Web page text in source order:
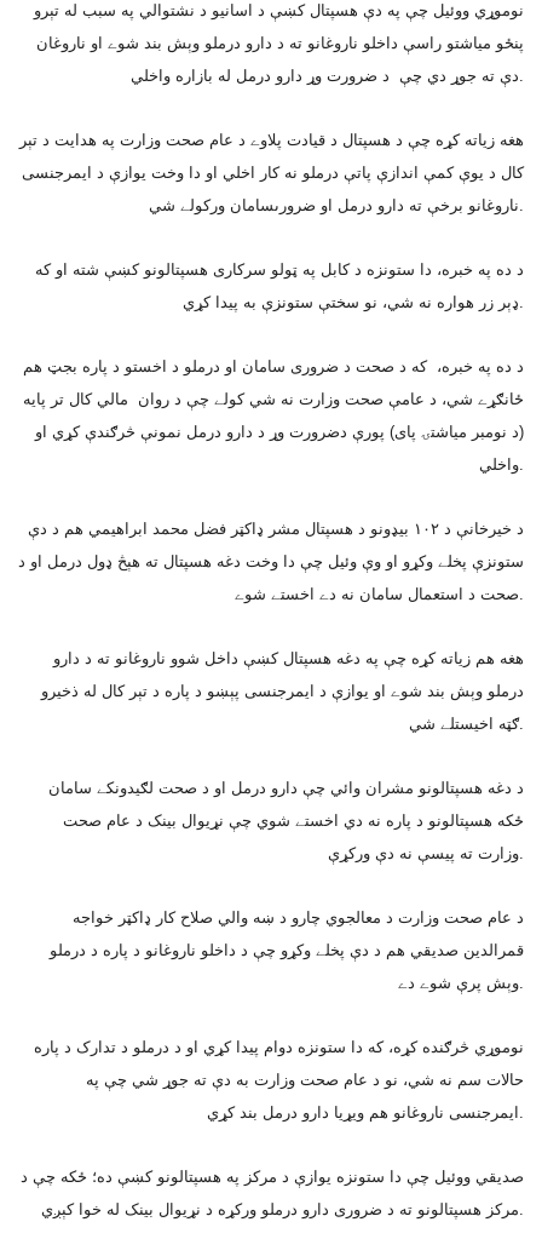
نوموړي ووئيل چې په دې هسپتال کښې د اسانيو د نشتوالي په سبب له تېرو
پنځو مياشتو راسې داخلو ناروغانو ته د دارو درملو وېش بند شوے او ناروغان
دې ته جوړ دي چې د ضرورت وړ دارو درمل له بازاره واخلي.
هغه زياته کړه چې د هسپتال د قيادت پلاوے د عام صحت وزارت په هدايت د تېر
کال د يوې کمې اندازې پاتې درملو نه کار اخلي او دا وخت يوازې د ايمرجنسى
ناروغانو برخې ته دارو درمل او ضرورىسامان ورکولے شي.
د ده په خبره، دا ستونزه د کابل په ټولو سرکارى هسپتالونو کښې شته او که
ډېر زر هواره نه شي، نو سختې ستونزې به پيدا کړي.
د ده په خبره، که د صحت د ضرورى سامان او درملو د اخستو د پاره بجټ هم
ځانګړے شي، د عامې صحت وزارت نه شي کولے چې د روان مالي کال تر پايه
(د نومبر مياشتۍ پاى) پورې دضرورت وړ د دارو درمل نمونې څرګندې کړي او
واخلي.
د خيرخانې د ١٠٢ بيډونو د هسپتال مشر ډاکټر فضل محمد ابراهيمي هم د دې
ستونزې پخلے وکړو او وې وئيل چې دا وخت دغه هسپتال ته هېڅ ډول درمل او د
صحت د استعمال سامان نه دے اخستے شوے.
هغه هم زياته کړه چې په دغه هسپتال کښې داخل شوو ناروغانو ته د دارو
درملو وېش بند شوے او يوازې د ايمرجنسى پېښو د پاره د تېر کال له ذخيرو
ګټه اخيستلے شي.
د دغه هسپتالونو مشران وائي چې دارو درمل او د صحت لګيدونکے سامان
ځکه هسپتالونو د پاره نه دي اخستے شوي چې نړيوال بينک د عام صحت
وزارت ته پيسې نه دې ورکړې.
د عام صحت وزارت د معالجوي چارو د ښه والي صلاح کار ډاکټر خواجه
قمرالدين صديقي هم د دې پخلے وکړو چې د داخلو ناروغانو د پاره د درملو
وېش پرې شوے دے.
نوموړي څرګنده کړه، که دا ستونزه دوام پيدا کړي او د درملو د تدارک د پاره
حالات سم نه شي، نو د عام صحت وزارت به دې ته جوړ شي چې په
ايمرجنسى ناروغانو هم ويړيا دارو درمل بند کړي.
صديقي ووئيل چې دا ستونزه يوازې د مرکز په هسپتالونو کښې ده؛ ځکه چې د
مرکز هسپتالونو ته د ضرورى دارو درملو ورکړه د نړيوال بينک له خوا کېږي.